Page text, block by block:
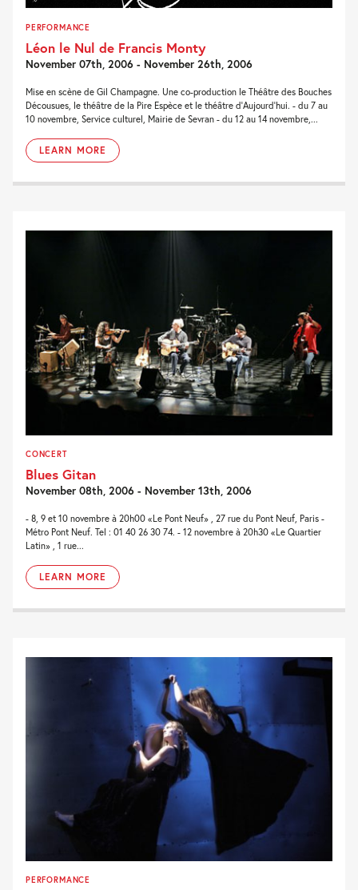
PERFORMANCE
Léon le Nul de Francis Monty
November 07th, 2006 - November 26th, 2006
Mise en scène de Gil Champagne. Une co-production le Théâtre des Bouches
Décousues, le théâtre de la Pire Espèce et le théâtre d'Aujourd'hui. - du 7 au
10 novembre, Service culturel, Mairie de Sevran - du 12 au 14 novembre,...
LEARN MORE
CONCERT
Blues Gitan
November 08th, 2006 - November 13th, 2006
- 8, 9 et 10 novembre à 20h00 «Le Pont Neuf» , 27 rue du Pont Neuf, Paris -
Métro Pont Neuf. Tel : 01 40 26 30 74. - 12 novembre à 20h30 «Le Quartier
Latin» , 1 rue...
LEARN MORE
PERFORMANCE